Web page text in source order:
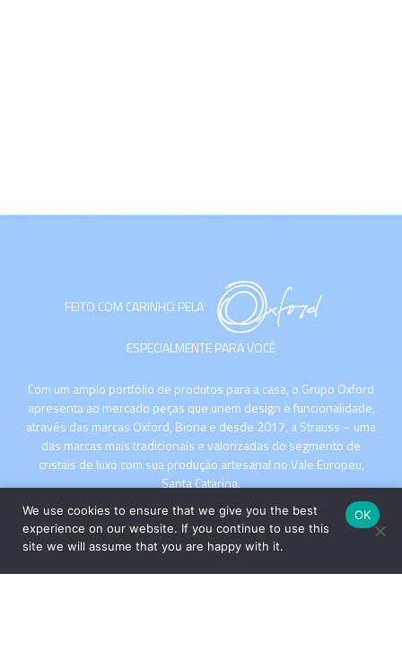
FEITO COM CARINHO PELA
ESPECIALMENTE PARA VOCÊ
Com um amplo portfólio de produtos para a casa, o Grupo Oxford
apresenta ao mercado peças que unem design e funcionalidade,
através das marcas Oxford, Biona e desde 2017, a Strauss – uma
das marcas mais tradicionais e valorizadas do segmento de
cristais de luxo com sua produção artesanal no Vale Europeu,
Santa Catarina.
We use cookies to ensure that we give you the best
experience on our website. If you continue to use this
site we will assume that you are happy with it.
OK